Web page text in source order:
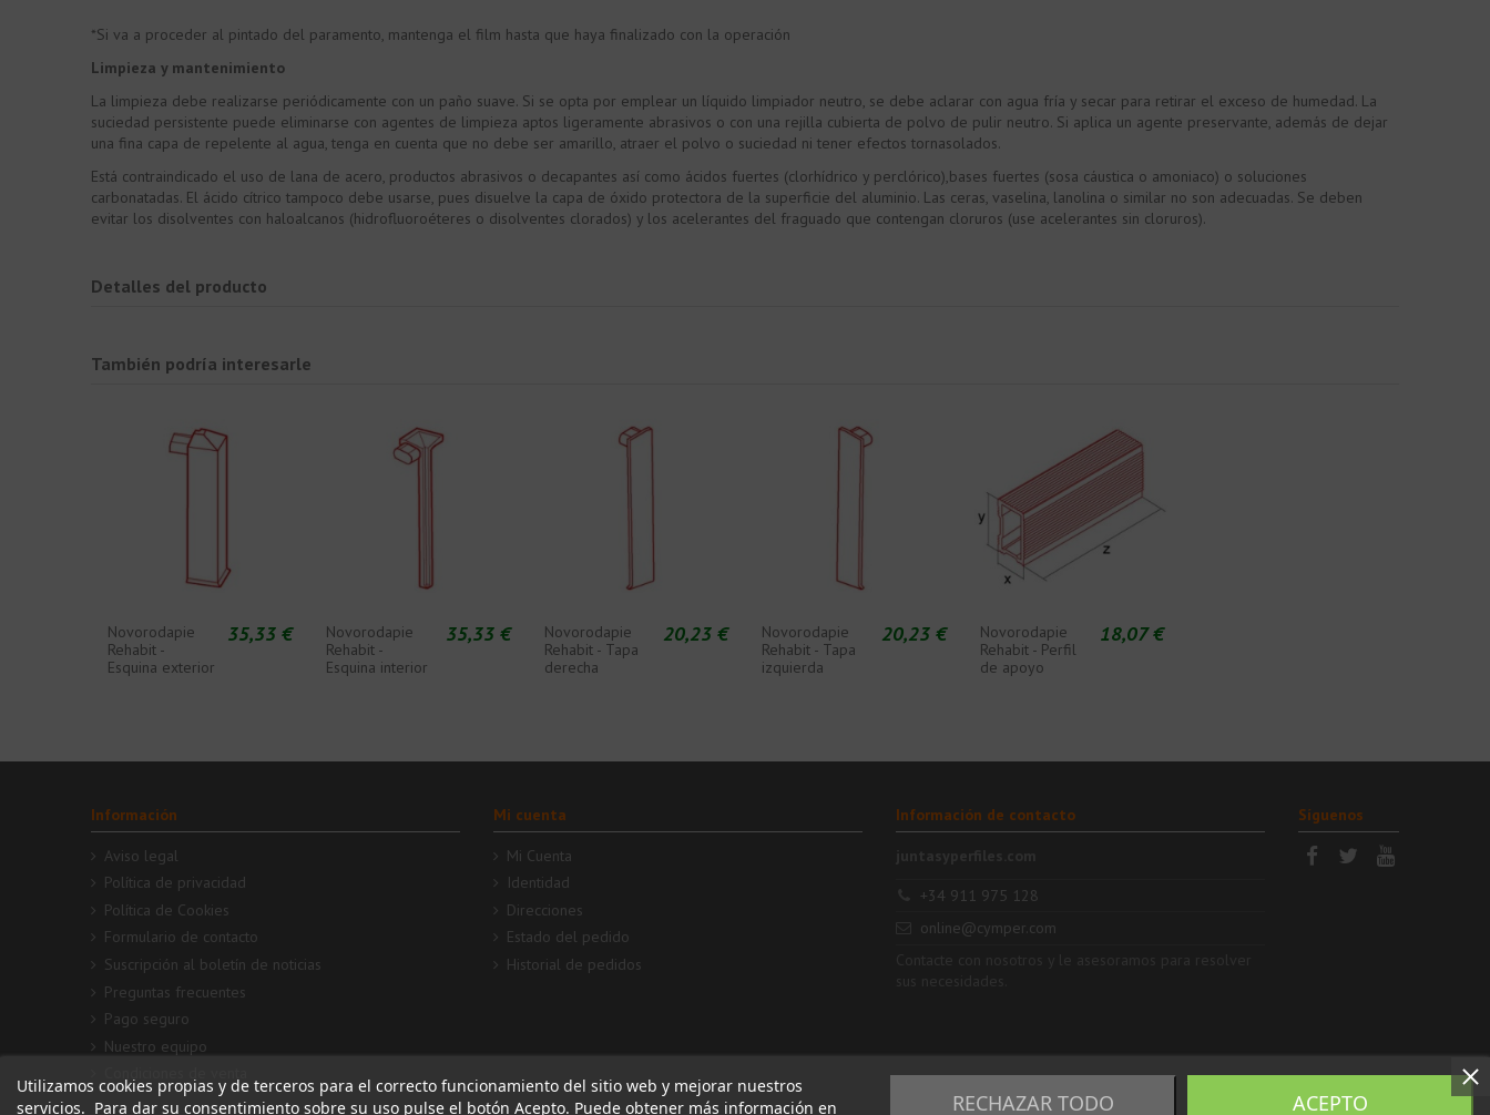
*Si va a proceder al pintado del paramento, mantenga el film hasta que haya finalizado con la operación
Limpieza y mantenimiento
La limpieza debe realizarse periódicamente con un paño suave. Si se opta por emplear un líquido limpiador neutro, se debe aclarar con agua fría y secar para retirar el exceso de humedad. La
suciedad persistente puede eliminarse con agentes de limpieza aptos ligeramente abrasivos o con una rejilla cubierta de polvo de pulir neutro. Si aplica un agente preservante, además de dejar
una fina capa de repelente al agua, tenga en cuenta que no debe ser amarillo, atraer el polvo o suciedad ni tener efectos tornasolados.
Está contraindicado el uso de lana de acero, productos abrasivos o decapantes así como ácidos fuertes (clorhídrico y perclórico),bases fuertes (sosa cáustica o amoniaco) o soluciones
carbonatadas. El ácido cítrico tampoco debe usarse, pues disuelve la capa de óxido protectora de la superficie del aluminio. Las ceras, vaselina, lanolina o similar no son adecuadas. Se deben
evitar los disolventes con haloalcanos (hidrofluoroéteres o disolventes clorados) y los acelerantes del fraguado que contengan cloruros (use acelerantes sin cloruros).
Detalles del producto
También podría interesarle
Novorodapie
Rehabit -
Esquina exterior
35,33 €
Novorodapie
Rehabit -
Esquina interior
35,33 €
Novorodapie
Rehabit - Tapa
derecha
20,23 €
Novorodapie
Rehabit - Tapa
izquierda
20,23 €
Novorodapie
Rehabit - Perfil
de apoyo
18,07 €
Utilizamos cookies propias y de terceros para el correcto funcionamiento del sitio web y mejorar nuestros
servicios. Para dar su consentimiento sobre su uso pulse el botón Acepto. Puede obtener más información en
RECHAZAR TODO ACEPTO
Información
Aviso legal
Política de privacidad
Política de Cookies
Formulario de contacto
Suscripción al boletín de noticias
Preguntas frecuentes
Pago seguro
Nuestro equipo
Mi cuenta
Mi Cuenta
Identidad
Direcciones
Estado del pedido
Historial de pedidos
Información de contacto
+34 911 975 128
online@cymper.com
Síguenos